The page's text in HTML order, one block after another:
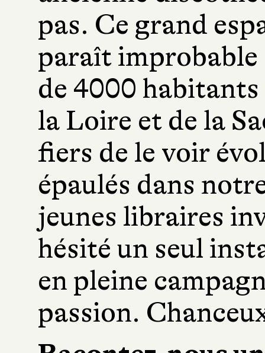
pas. Ce grand
paraît
de 4000
la Loire et de la
fiers de le voir
épaulés dans
jeunes libraires
hésité un seul
en pleine
passion.